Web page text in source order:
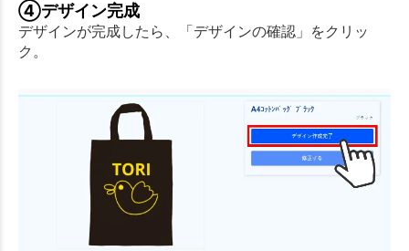
④デザイン完成
デザインが完成したら、「デザインの確認」をクリッ
ク。